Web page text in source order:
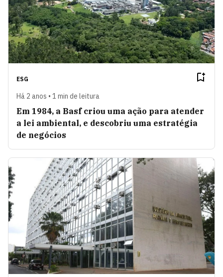
ESG
Há 2 anos • 1 min de leitura
Em 1984, a Basf criou uma ação para atender
a lei ambiental, e descobriu uma estratégia
de negócios